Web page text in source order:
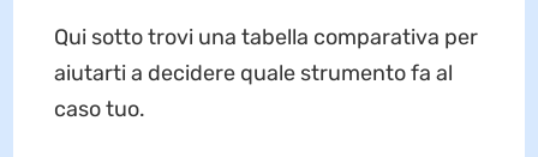
Qui sotto trovi una tabella comparativa per
aiutarti a decidere quale strumento fa al
caso tuo.